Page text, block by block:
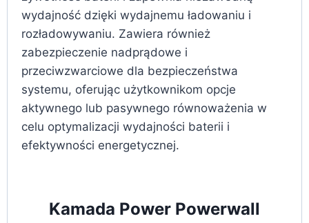
wydajność dzięki wydajnemu ładowaniu i
rozładowywaniu. Zawiera również
zabezpieczenie nadprądowe i
przeciwzwarciowe dla bezpieczeństwa
systemu, oferując użytkownikom opcje
aktywnego lub pasywnego równoważenia w
celu optymalizacji wydajności baterii i
efektywności energetycznej.
Kamada Power Powerwall